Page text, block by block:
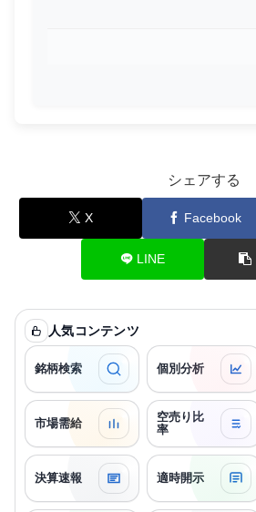
シェアする
X Facebook
LINE
人気コンテンツ
銘柄検索 個別分析
市場需給
空売り比
率
決算速報 適時開示